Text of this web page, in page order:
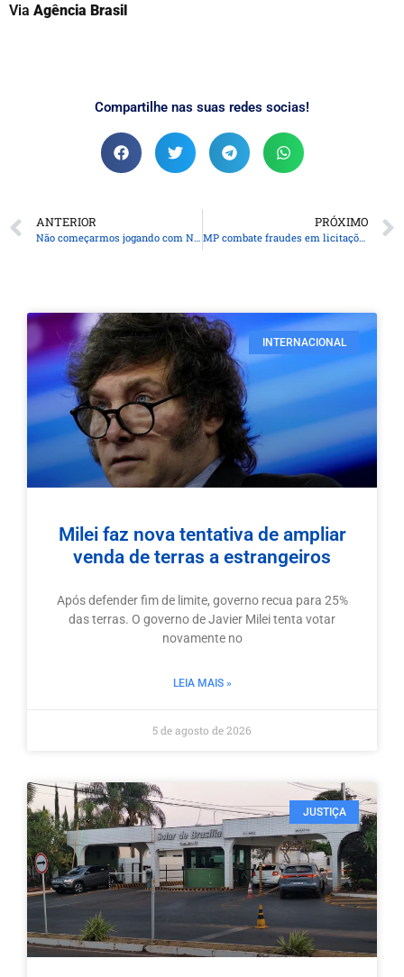
Via Agência Brasil
Compartilhe nas suas redes socias!
ANTERIOR
Não começarmos jogando com Neymar: foi um grave erro
PRÓXIMO
MP combate fraudes em licitações da prefeitura de São Paulo
INTERNACIONAL
Milei faz nova tentativa de ampliar
venda de terras a estrangeiros
Após defender fim de limite, governo recua para 25%
das terras. O governo de Javier Milei tenta votar
novamente no
LEIA MAIS »
5 de agosto de 2026
JUSTIÇA